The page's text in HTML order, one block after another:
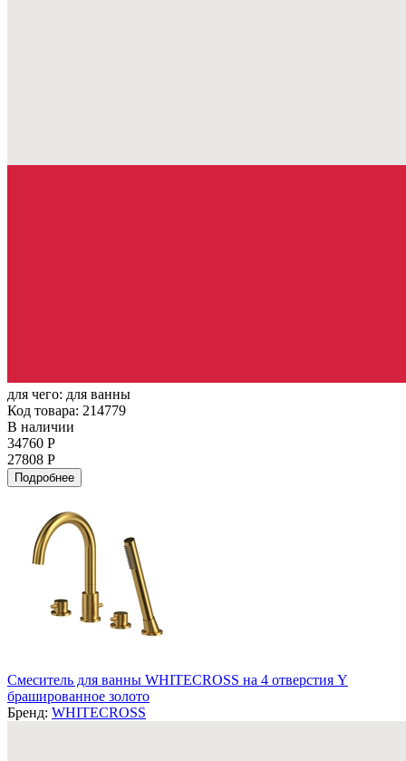
для чего: для ванны
Код товара: 214779
В наличии
34760 Р
27808 Р
Подробнее
Смеситель для ванны WHITECROSS на 4 отверстия Y
брашированное золото
Бренд: WHITECROSS